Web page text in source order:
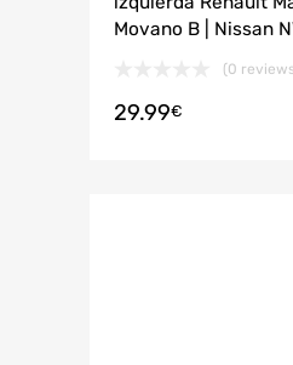
Movano B | Nissan
(0
29.99€